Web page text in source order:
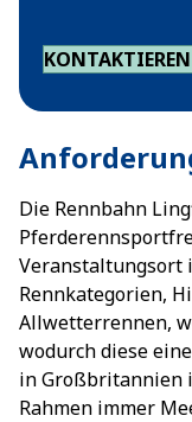
Die Rennbahn
Veranstaltungsort
Rennkategorien,
Allwetterrennen,
wodurch diese
in Großbritannien
Rahmen immer